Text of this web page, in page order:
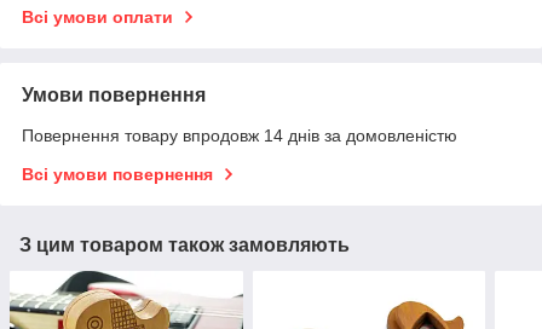
Всі умови оплати
Умови повернення
Повернення товару впродовж 14 днів за домовленістю
Всі умови повернення
З цим товаром також замовляють